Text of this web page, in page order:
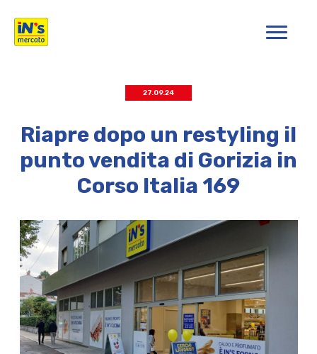
iN's Mercato
27.09.24
Riapre dopo un restyling il
punto vendita di Gorizia in
Corso Italia 169